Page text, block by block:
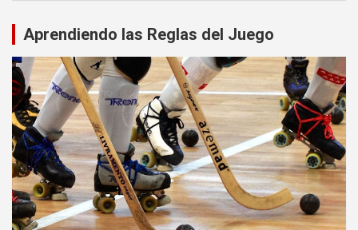
Aprendiendo las Reglas del Juego